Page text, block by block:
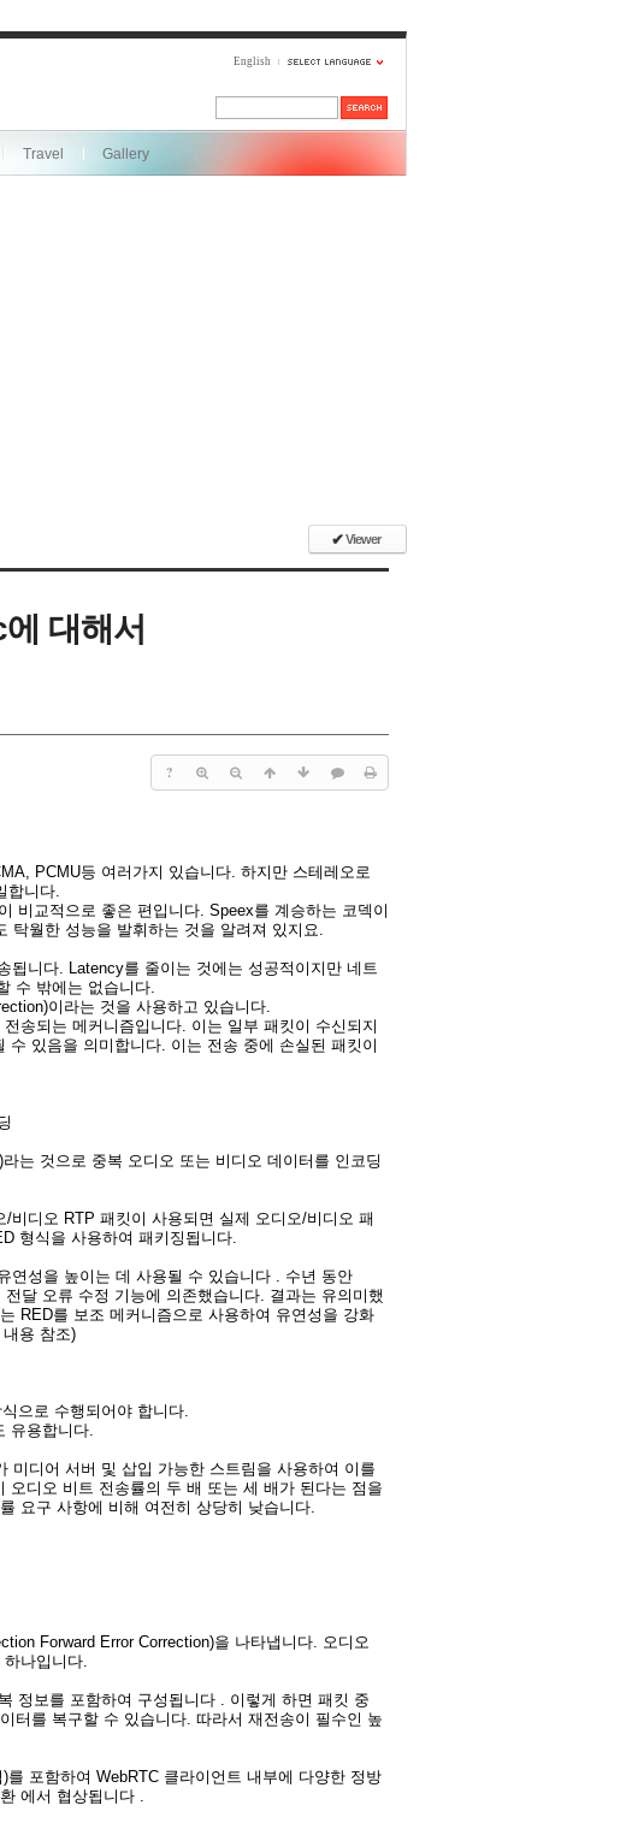
English
Travel Gallery
✔Viewer
대해서
?
PCMU등 여러가지 있습니다. 하지만 스테레오로
합니다.
비교적으로 좋은 편입니다. Speex를 계승하는 코덱이
월한 성능을 발휘하는 것을 알려져 있지요.
됩니다. Latency를 줄이는 것에는 성공적이지만 네트
수 밖에는 없습니다.
이라는 것을 사용하고 있습니다.
송되는 메커니즘입니다. 이는 일부 패킷이 수신되지
있음을 의미합니다. 이는 전송 중에 손실된 패킷이
는 것으로 중복 오디오 또는 비디오 데이터를 인코딩
디오 RTP 패킷이 사용되면 실제 오디오/비디오 패
형식을 사용하여 패키징됩니다.
연성을 높이는 데 사용될 수 있습니다 . 수년 동안
달 오류 수정 기능에 의존했습니다. 결과는 유의미했
RED를 보조 메커니즘으로 사용하여 유연성을 강화
용 참조)
으로 수행되어야 합니다.
유용합니다.
미디어 서버 및 삽입 가능한 스트림을 사용하여 이를
디오 비트 전송률의 두 배 또는 세 배가 된다는 점을
요구 사항에 비해 여전히 상당히 낮습니다.
Forward Error Correction)을 나타냅니다. 오디오
나입니다.
정보를 포함하여 구성됩니다 . 이렇게 하면 패킷 중
터를 복구할 수 있습니다. 따라서 재전송이 필수인 높
포함하여 WebRTC 클라이언트 내부에 다양한 정방
에서 협상됩니다 .